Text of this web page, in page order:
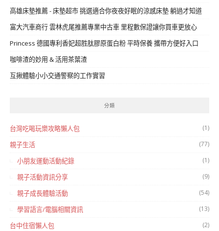
高雄床墊推薦 - 床墊超市 挑選適合你夜夜好眠的涼感床墊 躺過才知道
富大汽車商行 雲林虎尾推薦專業中古車 里程數保證讓你買車更放心
Princess 德國專利香妃超胜肽膠原蛋白粉 平時保養 攜帶方便好入口
咖啡渣的妙用 & 活用茶葉渣
互揪體驗小小交通警察的工作實習
分類
台灣吃喝玩樂攻略懶人包 (1)
親子生活 (77)
小朋友運動活動紀錄 (1)
親子活動資訊分享 (9)
親子成長體驗活動 (54)
學習語言/電腦相關資訊 (13)
台中住宿懶人包 (2)